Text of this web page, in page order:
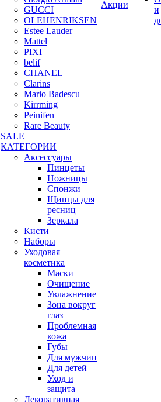
GUCCI
OLEHENRIKSEN
Estee Lauder
Mattel
PIXI
belif
CHANEL
Clarins
Mario Badescu
Kirrming
Peinifen
Rare Beauty
SALE
КАТЕГОРИИ
Аксессуары
Пинцеты
Ножницы
Спонжи
Щипцы для
ресниц
Зеркала
Кисти
Наборы
Уходовая
косметика
Маски
Очищение
Увлажнение
Зона вокруг
глаз
Проблемная
кожа
Губы
Для мужчин
Для детей
Уход и
защита
Декоративная
Акции
и